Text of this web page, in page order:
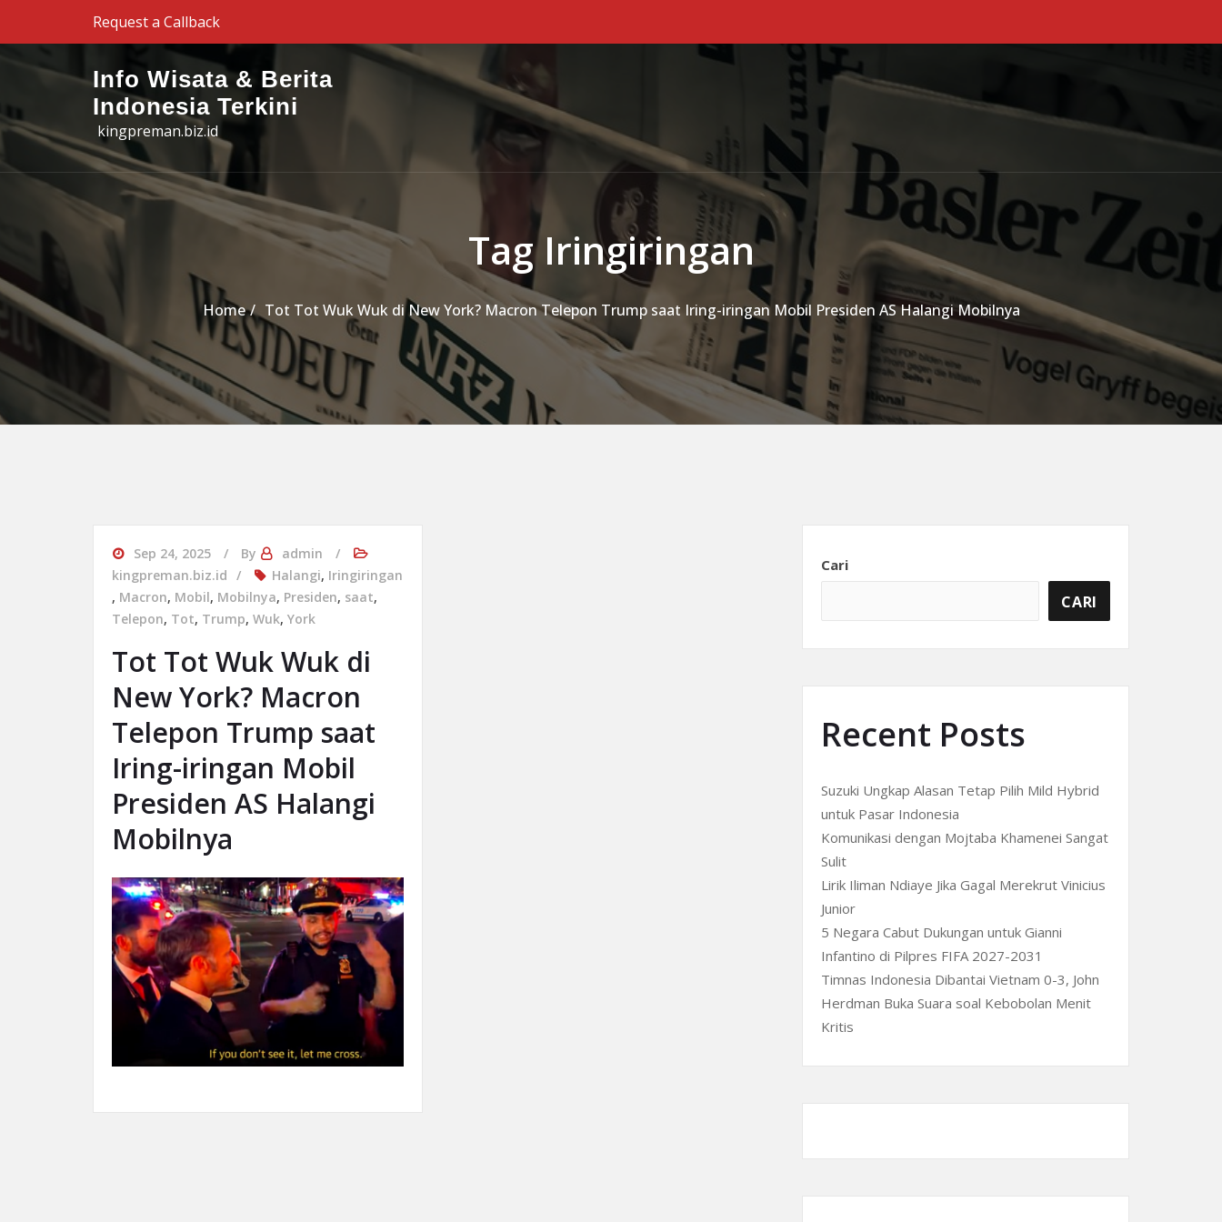
Skip to the contentRequest a Callback
Info Wisata & Berita
Indonesia Terkini
kingpreman.biz.id
Tag Iringiringan
Home Tot Tot Wuk Wuk di New York? Macron Telepon Trump saat Iring-iringan Mobil Presiden AS Halangi Mobilnya
Sep 24, 2025 By
admin
kingpreman.biz.id
Halangi, Iringiringan
, Macron, Mobil, Mobilnya, Presiden, saat,
Telepon, Tot, Trump, Wuk, York
Tot Tot Wuk Wuk di
New York? Macron
Telepon Trump saat
Iring-iringan Mobil
Presiden AS Halangi
Mobilnya
Cari
CARI
Recent Posts
Suzuki Ungkap Alasan Tetap Pilih Mild Hybrid
untuk Pasar Indonesia
Komunikasi dengan Mojtaba Khamenei Sangat
Sulit
Lirik Iliman Ndiaye Jika Gagal Merekrut Vinicius
Junior
5 Negara Cabut Dukungan untuk Gianni
Infantino di Pilpres FIFA 2027-2031
Timnas Indonesia Dibantai Vietnam 0-3, John
Herdman Buka Suara soal Kebobolan Menit
Kritis